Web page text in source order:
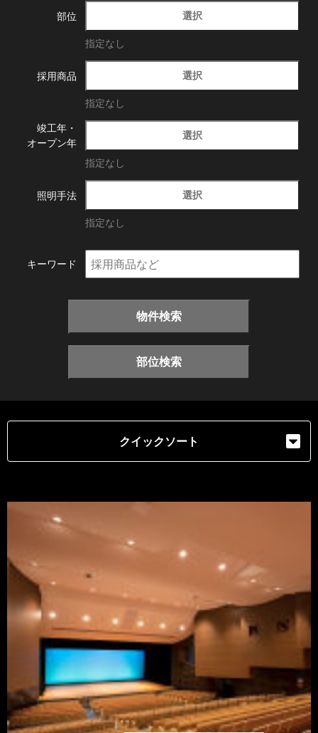
部位 選択
指定なし
採用商品 選択
指定なし
竣工年・
オープン年
選択
指定なし
照明手法 選択
指定なし
キーワード
物件検索
部位検索
クイックソート